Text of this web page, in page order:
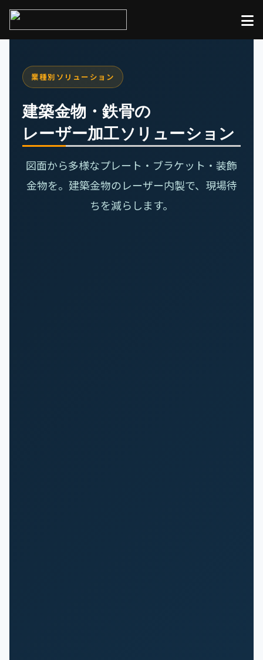
業種別ソリューション
建築金物・鉄骨の
レーザー加工ソリューション
図面から多様なプレート・ブラケット・装飾
金物を。建築金物のレーザー内製で、現場待
ちを減らします。